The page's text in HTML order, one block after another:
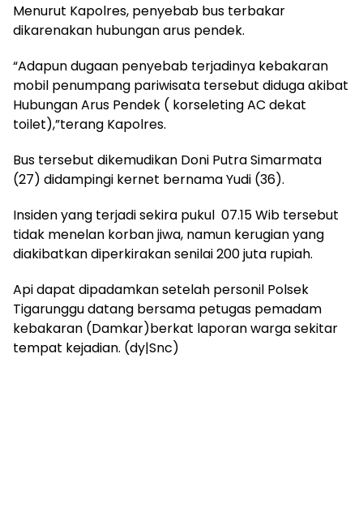
Menurut Kapolres, penyebab bus terbakar
dikarenakan hubungan arus pendek.
“Adapun dugaan penyebab terjadinya kebakaran
mobil penumpang pariwisata tersebut diduga akibat
Hubungan Arus Pendek ( korseleting AC dekat
toilet),”terang Kapolres.
Bus tersebut dikemudikan Doni Putra Simarmata
(27) didampingi kernet bernama Yudi (36).
Insiden yang terjadi sekira pukul 07.15 Wib tersebut
tidak menelan korban jiwa, namun kerugian yang
diakibatkan diperkirakan senilai 200 juta rupiah.
Api dapat dipadamkan setelah personil Polsek
Tigarunggu datang bersama petugas pemadam
kebakaran (Damkar)berkat laporan warga sekitar
tempat kejadian. (dy|Snc)